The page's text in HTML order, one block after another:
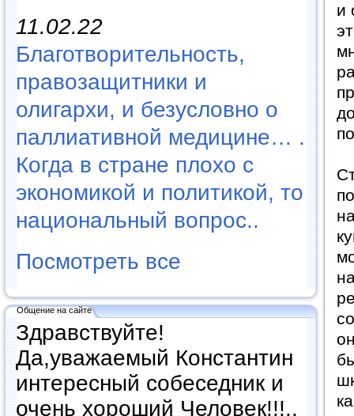
11.02.22
Благотворительность,
правозащитники и
олигархи, и безусловно о
паллиативной медицине… .
Когда в стране плохо с
экономикой и политикой, то
национальный вопрос..
Посмотреть все
Общение на сайте
Здравствуйте!
Да,уважаемый Константин
интересный собеседник и
очень хороший Человек!!!..
и